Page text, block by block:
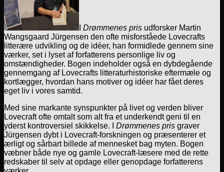
Drømmenes pris udforsker Martin
Wangsgaard Jürgensen den ofte misforståede Lovecrafts
litterære udvikling og de idéer, han formidlede gennem sine
værker, set i lyset af forfatterens personlige liv og
omstændigheder. Bogen indeholder også en dybdegående
gennemgang af Lovecrafts litteraturhistoriske eftermæle og
kortlægger, hvordan hans motiver og idéer har fået deres
eget liv i vores samtid.
Med sine markante synspunkter på livet og verden bliver
Lovecraft ofte omtalt som alt fra et underkendt geni til en
yderst kontroversiel skikkelse. I Drømmenes pris graver
Jürgensen dybt i Lovecraft-forskningen og præsenterer et
ærligt og sårbart billede af mennesket bag myten. Bogen
væbner både nye og gamle Lovecraft-læsere med de rette
redskaber til selv at opdage eller genopdage forfatterens